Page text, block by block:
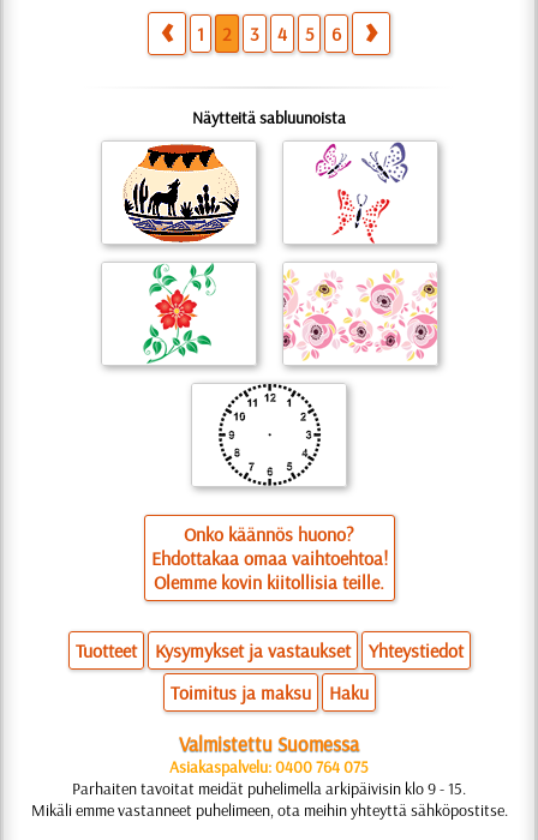
1 2 3 4 5 6
Näytteitä sabluunoista
Onko käännös huono?
Ehdottakaa omaa vaihtoehtoa!
Olemme kovin kiitollisia teille.
Tuotteet Kysymykset ja vastaukset
Yhteystiedot
Toimitus ja maksu
Haku
Valmistettu Suomessa
Asiakaspalvelu: 0400 764 075
Parhaiten tavoitat meidät puhelimella arkipäivisin klo 9 - 15.
Mikäli emme vastanneet puhelimeen, ota meihin yhteyttä sähköpostitse.